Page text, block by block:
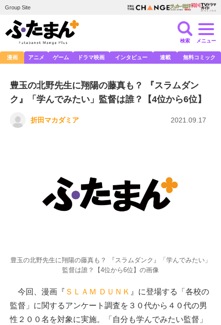
Group Site
検索 メニュー
漫画 アニメ ゲーム ドラマ映画 インタビュー 連載 無料コミック
豊玉の北野先生に翔陽の藤真も？ 『スラムダン
ク』「学んでみたい」監督は誰？【4位から6位】
折田マカダミア 2021.09.17
豊玉の北野先生に翔陽の藤真も？ 『スラムダンク』「学んでみたい」
監督は誰？【4位から6位】の画像
今回、漫画『 ＳＬＡＭ ＤＵＮＫ 』に登場する「各校の
監督」に関するアンケート調査を３０代から４０代の男
性２００名を対象に実施。「自分も学んでみたい監督」